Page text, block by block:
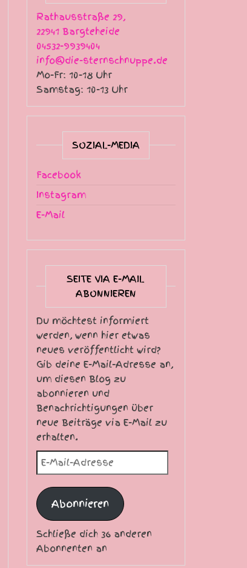
Rathausstraße 29,
22941 Bargteheide
04532-9939404
info@die-sternschnuppe.de
Mo-Fr: 10-18 Uhr
Samstag: 10-13 Uhr
SOZIAL-MEDIA
Facebook
Instagram
E-Mail
SEITE VIA E-MAIL
ABONNIEREN
Du möchtest informiert
werden, wenn hier etwas
neues veröffentlicht wird?
Gib deine E-Mail-Adresse an,
um diesen Blog zu
abonnieren und
Benachrichtigungen über
neue Beiträge via E-Mail zu
erhalten.
E-Mail-Adresse
Abonnieren
Schließe dich 36 anderen
Abonnenten an